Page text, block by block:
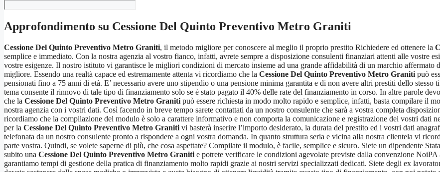
Approfondimento su Cessione Del Quinto Preventivo Metro Graniti
Cessione Del Quinto Preventivo Metro Graniti, il metodo migliore per conoscere al meglio il proprio prestito Richiedere ed ottenere la
semplice e immediato. Con la nostra agenzia al vostro fianco, infatti, avrete sempre a disposizione consulenti finanziari attenti alle vostre
vostre esigenze. Il nostro istituto vi garantisce le migliori condizioni di mercato insieme ad una grande affidabilità di un marchio affermato
migliore. Essendo una realtà capace ed estremamente attenta vi ricordiamo che la Cessione Del Quinto Preventivo Metro Graniti può
pensionati fino a 75 anni di età. E’ necessario avere uno stipendio o una pensione minima garantita e di non avere altri prestiti dello
tema consente il rinnovo di tale tipo di finanziamento solo se è stato pagato il 40% delle rate del finanziamento in corso. In altre parole
che la Cessione Del Quinto Preventivo Metro Graniti può essere richiesta in modo molto rapido e semplice, infatti, basta compilare il
nostra agenzia con i vostri dati. Così facendo in breve tempo sarete contattati da un nostro consulente che sarà a vostra completa
ricordiamo che la compilazione del modulo è solo a carattere informativo e non comporta la comunicazione e registrazione dei vostri dati
per la Cessione Del Quinto Preventivo Metro Graniti vi basterà inserire l’importo desiderato, la durata del prestito ed i vostri dati
telefonata da un nostro consulente pronto a rispondere a ogni vostra domanda. In quanto struttura seria e vicina alla nostra clientela vi
parte vostra. Quindi, se volete saperne di più, che cosa aspettate? Compilate il modulo, è facile, semplice e sicuro. Siete un dipendente
subito una Cessione Del Quinto Preventivo Metro Graniti e potrete verificare le condizioni agevolate previste dalla convenzione
garantiamo tempi di gestione della pratica di finanziamento molto rapidi grazie ai nostri servizi specializzati dedicati. Siete degli ex